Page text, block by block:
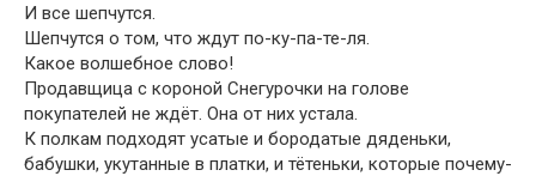
И все шепчутся.
Шепчутся о том, что ждут по-ку-па-те-ля.
Какое волшебное слово!
Продавщица с короной Снегурочки на голове
покупателей не ждёт. Она от них устала.
К полкам подходят усатые и бородатые дяденьки,
бабушки, укутанные в платки, и тётеньки, которые почему-